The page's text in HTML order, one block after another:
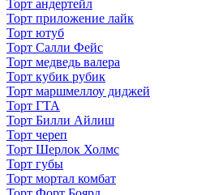
Торт андертейл
Торт приложение лайк
Торт ютуб
Торт Салли Фейс
Торт медведь валера
Торт кубик рубик
Торт маршмеллоу диджей
Торт ГТА
Торт Билли Айлиш
Торт череп
Торт Шерлок Холмс
Торт губы
Торт мортал комбат